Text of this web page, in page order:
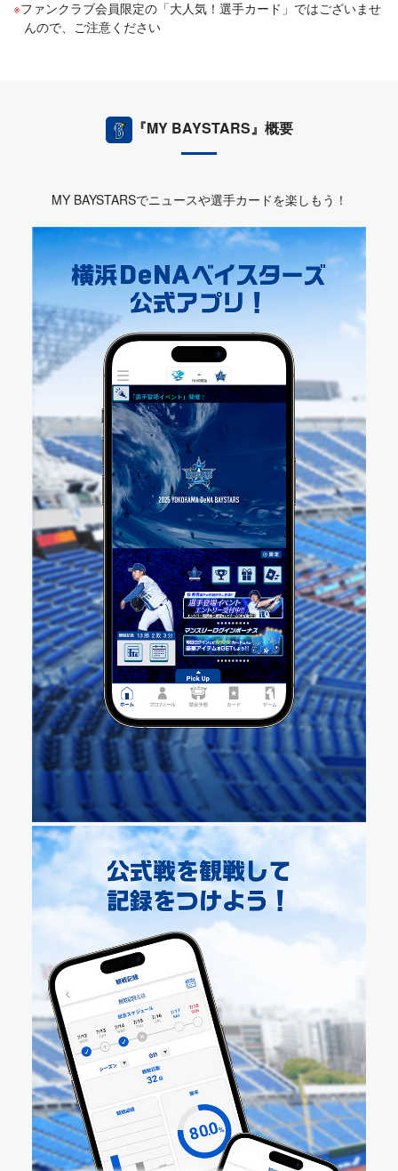
ファンクラブ会員限定の「大人気！選手カード」ではございませ
んので、ご注意ください
『MY BAYSTARS』概要
MY BAYSTARSでニュースや選手カードを楽しもう！